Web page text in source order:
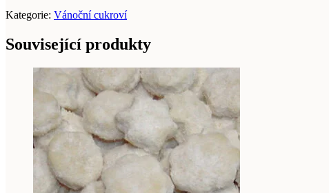
Kategorie: Vánoční cukroví
Související produkty